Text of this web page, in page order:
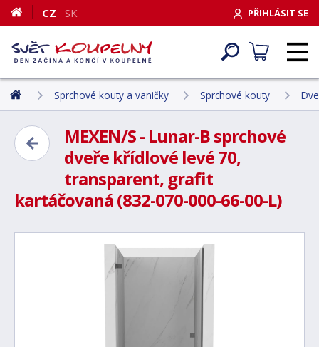
PŘIHLÁSIT SE
CZ SK
Sprchové kouty a vaničky Sprchové kouty
MEXEN/S - Lunar-B sprchové
dveře křídlové levé 70,
transparent, grafit
kartáčovaná (832-070-000-66-00-L)